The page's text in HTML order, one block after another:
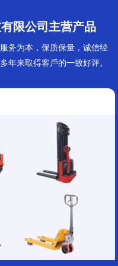
限公司主营产品
务为本，保质保量，诚信经
年来取得客⼾的⼀致好评。